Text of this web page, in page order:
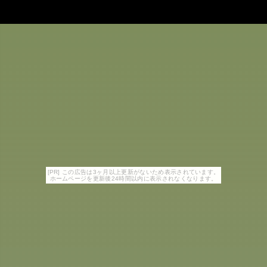
[PR] この広告は3ヶ月以上更新がないため表示されています。
ホームページを更新後24時間以内に表示されなくなります。